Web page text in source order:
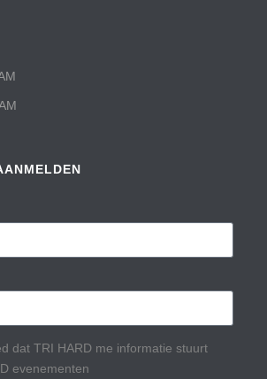
dat TRI HARD me informatie stuurt
evenementen